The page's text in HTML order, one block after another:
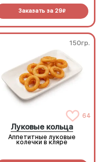
Заказать за 29R
150гр.
64
Луковые кольца
Аппетитные луковые
колечки в кляре